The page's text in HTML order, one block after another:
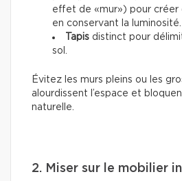
effet de «mur») pour créer
en conservant la luminosité.
Tapis distinct pour
sol.
Évitez les murs pleins ou les
alourdissent l’espace et
naturelle.
2. Miser sur le mobilier